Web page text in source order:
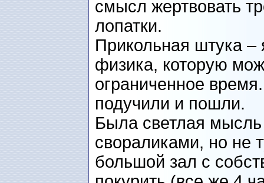
смысл жертвовать
лопатки.
Прикольная штука –
физика, которую
ограниченное
подучили и пошли.
Была светлая мысль
свораликами, но не
большой зал с